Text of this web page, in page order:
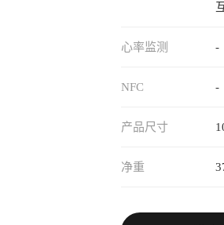
心率监测 -
NFC -
产品尺寸
净重